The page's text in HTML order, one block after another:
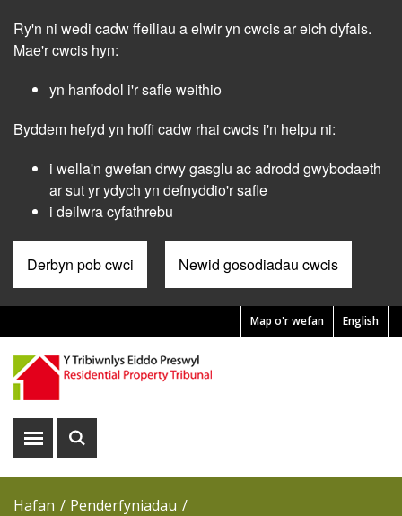
main
Ry'n ni wedi cadw ffeiliau a elwir yn cwcis ar eich dyfais.
Mae'r cwcis hyn:
yn hanfodol i'r safle weithio
Byddem hefyd yn hoffi cadw rhai cwcis i'n helpu ni:
i wella'n gwefan drwy gasglu ac adrodd gwybodaeth
ar sut yr ydych yn defnyddio'r safle
i deilwra cyfathrebu
Derbyn pob cwci Newid gosodiadau cwcis
English
Pre
Header
Menu
Map o'r wefan
DangosDangos
Hafan
Penderfyniadau